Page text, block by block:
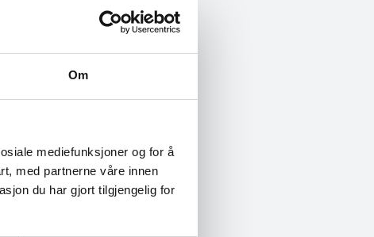
Om
mediefunksjoner og for å
med partnerne våre innen
du har gjort tilgjengelig for
.Herkan du finne